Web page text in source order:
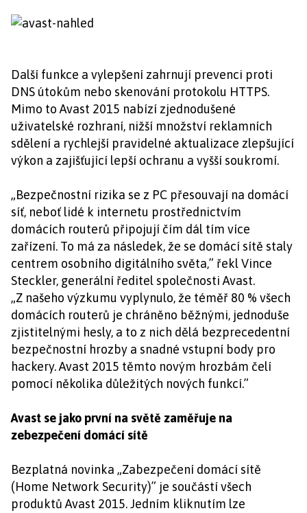
Další funkce a vylepšení zahrnují prevenci proti
DNS útokům nebo skenování protokolu HTTPS.
Mimo to Avast 2015 nabízí zjednodušené
uživatelské rozhraní, nižší množství reklamních
sdělení a rychlejší pravidelné aktualizace zlepšující
výkon a zajišťující lepší ochranu a vyšší soukromí.
„Bezpečnostní rizika se z PC přesouvají na domácí
síť, neboť lidé k internetu prostřednictvím
domácích routerů připojují čím dál tím více
zařízení. To má za následek, že se domácí sítě staly
centrem osobního digitálního světa,” řekl Vince
Steckler, generální ředitel společnosti Avast.
„Z našeho výzkumu vyplynulo, že téměř 80 % všech
domácích routerů je chráněno běžnými, jednoduše
zjistitelnými hesly, a to z nich dělá bezprecedentní
bezpečnostní hrozby a snadné vstupní body pro
hackery. Avast 2015 těmto novým hrozbám čelí
pomocí několika důležitých nových funkcí.”
Avast se jako první na světě zaměřuje na
zebezpečení domácí sítě
Bezplatná novinka „Zabezpečení domácí sítě
(Home Network Security)” je součástí všech
produktů Avast 2015. Jedním kliknutím lze